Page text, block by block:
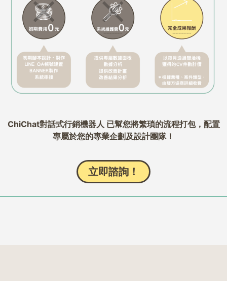
ChiChat對話式行銷機器人 已幫您將繁瑣的流程打包，配置
專屬於您的專業企劃及設計團隊！
立即諮詢！